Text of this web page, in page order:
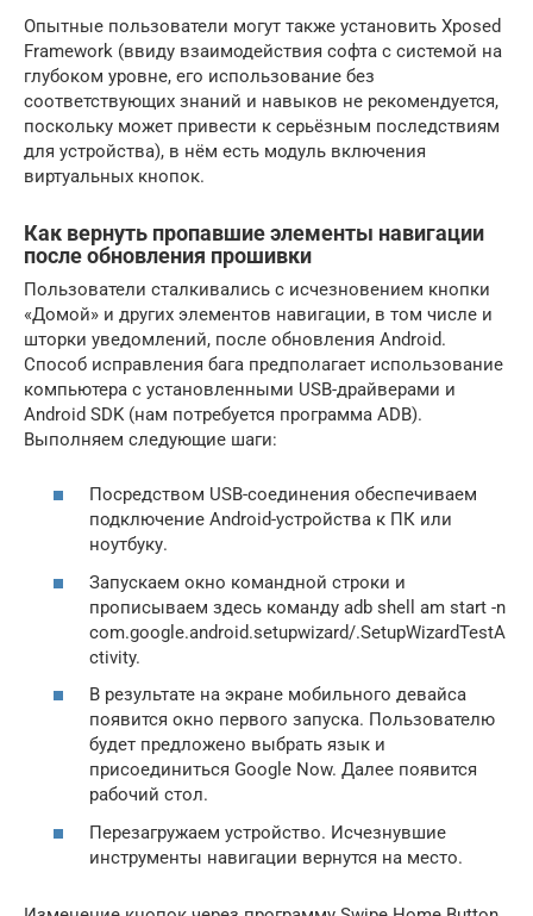
Опытные пользователи могут также установить Xposed
Framework (ввиду взаимодействия софта с системой на
глубоком уровне, его использование без
соответствующих знаний и навыков не рекомендуется,
поскольку может привести к серьёзным последствиям
для устройства), в нём есть модуль включения
виртуальных кнопок.
Как вернуть пропавшие элементы навигации
после обновления прошивки
Пользователи сталкивались с исчезновением кнопки
«Домой» и других элементов навигации, в том числе и
шторки уведомлений, после обновления Android.
Способ исправления бага предполагает использование
компьютера с установленными USB-драйверами и
Android SDK (нам потребуется программа ADB).
Выполняем следующие шаги:
Посредством USB-соединения обеспечиваем
подключение Android-устройства к ПК или
ноутбуку.
Запускаем окно командной строки и
прописываем здесь команду adb shell am start -n
com.google.android.setupwizard/.SetupWizardTestA
ctivity.
В результате на экране мобильного девайса
появится окно первого запуска. Пользователю
будет предложено выбрать язык и
присоединиться Google Now. Далее появится
рабочий стол.
Перезагружаем устройство. Исчезнувшие
инструменты навигации вернутся на место.